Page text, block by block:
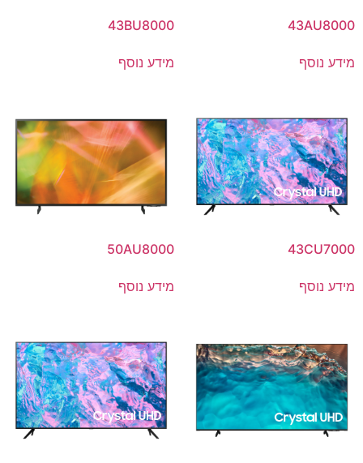
43AU8000
מידע נוסף
43BU8000
מידע נוסף
43CU7000
מידע נוסף
50AU8000
מידע נוסף